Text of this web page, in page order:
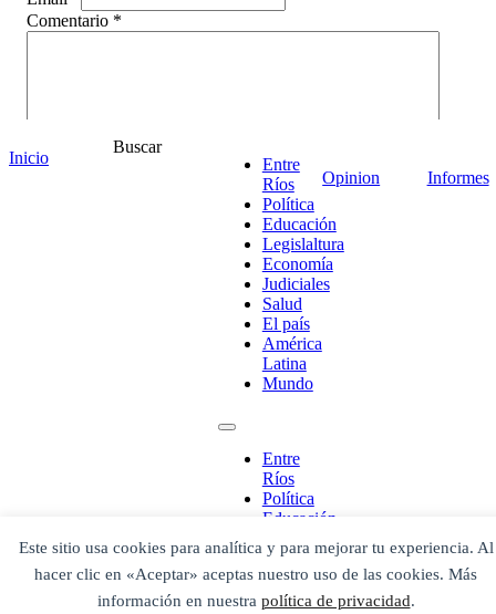
Este sitio usa cookies para analítica y para mejorar tu experiencia. Al
hacer clic en «Aceptar» aceptas nuestro uso de las cookies. Más
información en nuestra política de privacidad.
Comentario *
Inicio
Buscar
Entre
Ríos
Política
Educación
Legislaltura
Economía
Judiciales
Salud
El país
América
Latina
Mundo
Entre
Ríos
Política
Educación
Legislaltura
Economía
Judiciales
Salud
Opinion Informes
¡Ponete en contacto!
Buscar